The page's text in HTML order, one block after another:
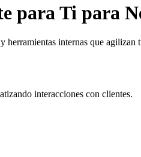
para Ti para
internas que
interacciones con clientes.